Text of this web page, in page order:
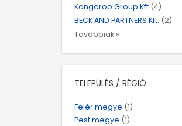
Kangaroo Group Kft (4)
BECK AND PARTNERS Kft. (2)
Továbbiak »
TELEPÜLÉS / RÉGIÓ
Fejér megye (1)
Pest megye (1)